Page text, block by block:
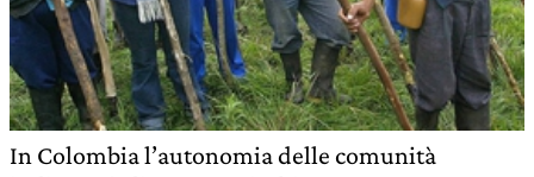
In Colombia l’autonomia delle comunità